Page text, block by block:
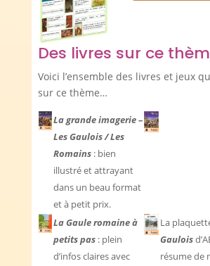
Des livres sur ce
Voici l’ensemble des livres et jeux
sur ce thème…
La grande imagerie –
Les Gaulois / Les
Romains: bien
illustré et attrayant
dans un beau format
et à petit prix.
La Gaule romaine à
petits pas: plein
d’infos claires avec
La
Gaulois
résume de